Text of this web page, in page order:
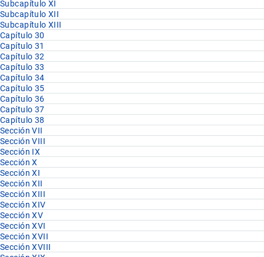
Subcapítulo XI
Subcapítulo XII
Subcapítulo XIII
Capítulo 30
Capítulo 31
Capítulo 32
Capítulo 33
Capítulo 34
Capítulo 35
Capítulo 36
Capítulo 37
Capítulo 38
Sección VII
Sección VIII
Sección IX
Sección X
Sección XI
Sección XII
Sección XIII
Sección XIV
Sección XV
Sección XVI
Sección XVII
Sección XVIII